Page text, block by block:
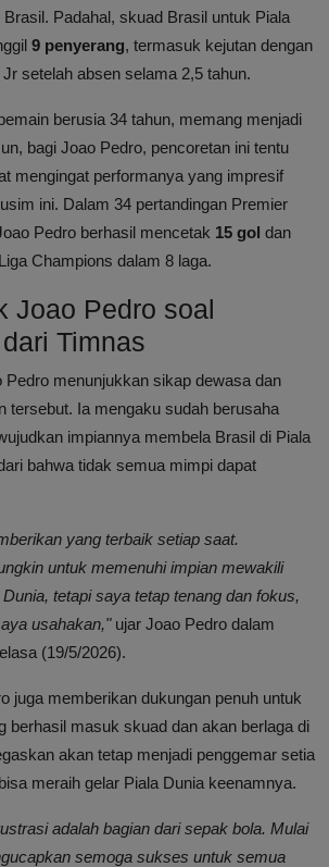
Padahal, skuad Brasil untuk Piala
9 penyerang, termasuk kejutan dengan
setelah absen selama 2,5 tahun.
berusia 34 tahun, memang menjadi
bagi Joao Pedro, pencoretan ini tentu
mengingat performanya yang impresif
ini. Dalam 34 pertandingan Premier
Pedro berhasil mencetak 15 gol dan
Champions dalam 8 laga.
Joao Pedro soal
Timnas
menunjukkan sikap dewasa dan
tersebut. Ia mengaku sudah berusaha
impiannya membela Brasil di Piala
bahwa tidak semua mimpi dapat
yang terbaik setiap saat.
untuk memenuhi impian mewakili
tetapi saya tetap tenang dan fokus,
usahakan,"ujar Joao Pedro dalam
(19/5/2026).
juga memberikan dukungan penuh untuk
berhasil masuk skuad dan akan berlaga di
akan tetap menjadi penggemar setia
meraih gelar Piala Dunia keenamnya.
adalah bagian dari sepak bola. Mulai
semoga sukses untuk semua